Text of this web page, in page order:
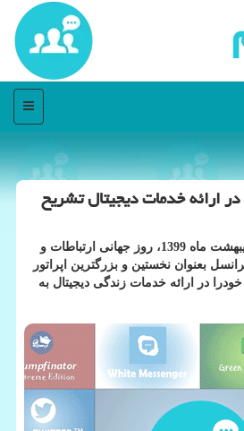
منو
ارائه خدمات دیجیتال تشریح
كارا پیام: همزمان با 27 اردیبهشت ماه 1399، روز جهانی ارتباطات و
بعنوان نخستین و بزرگترین اپراتور
خودرا در ارائه خدمات زندگی دیجیتال به